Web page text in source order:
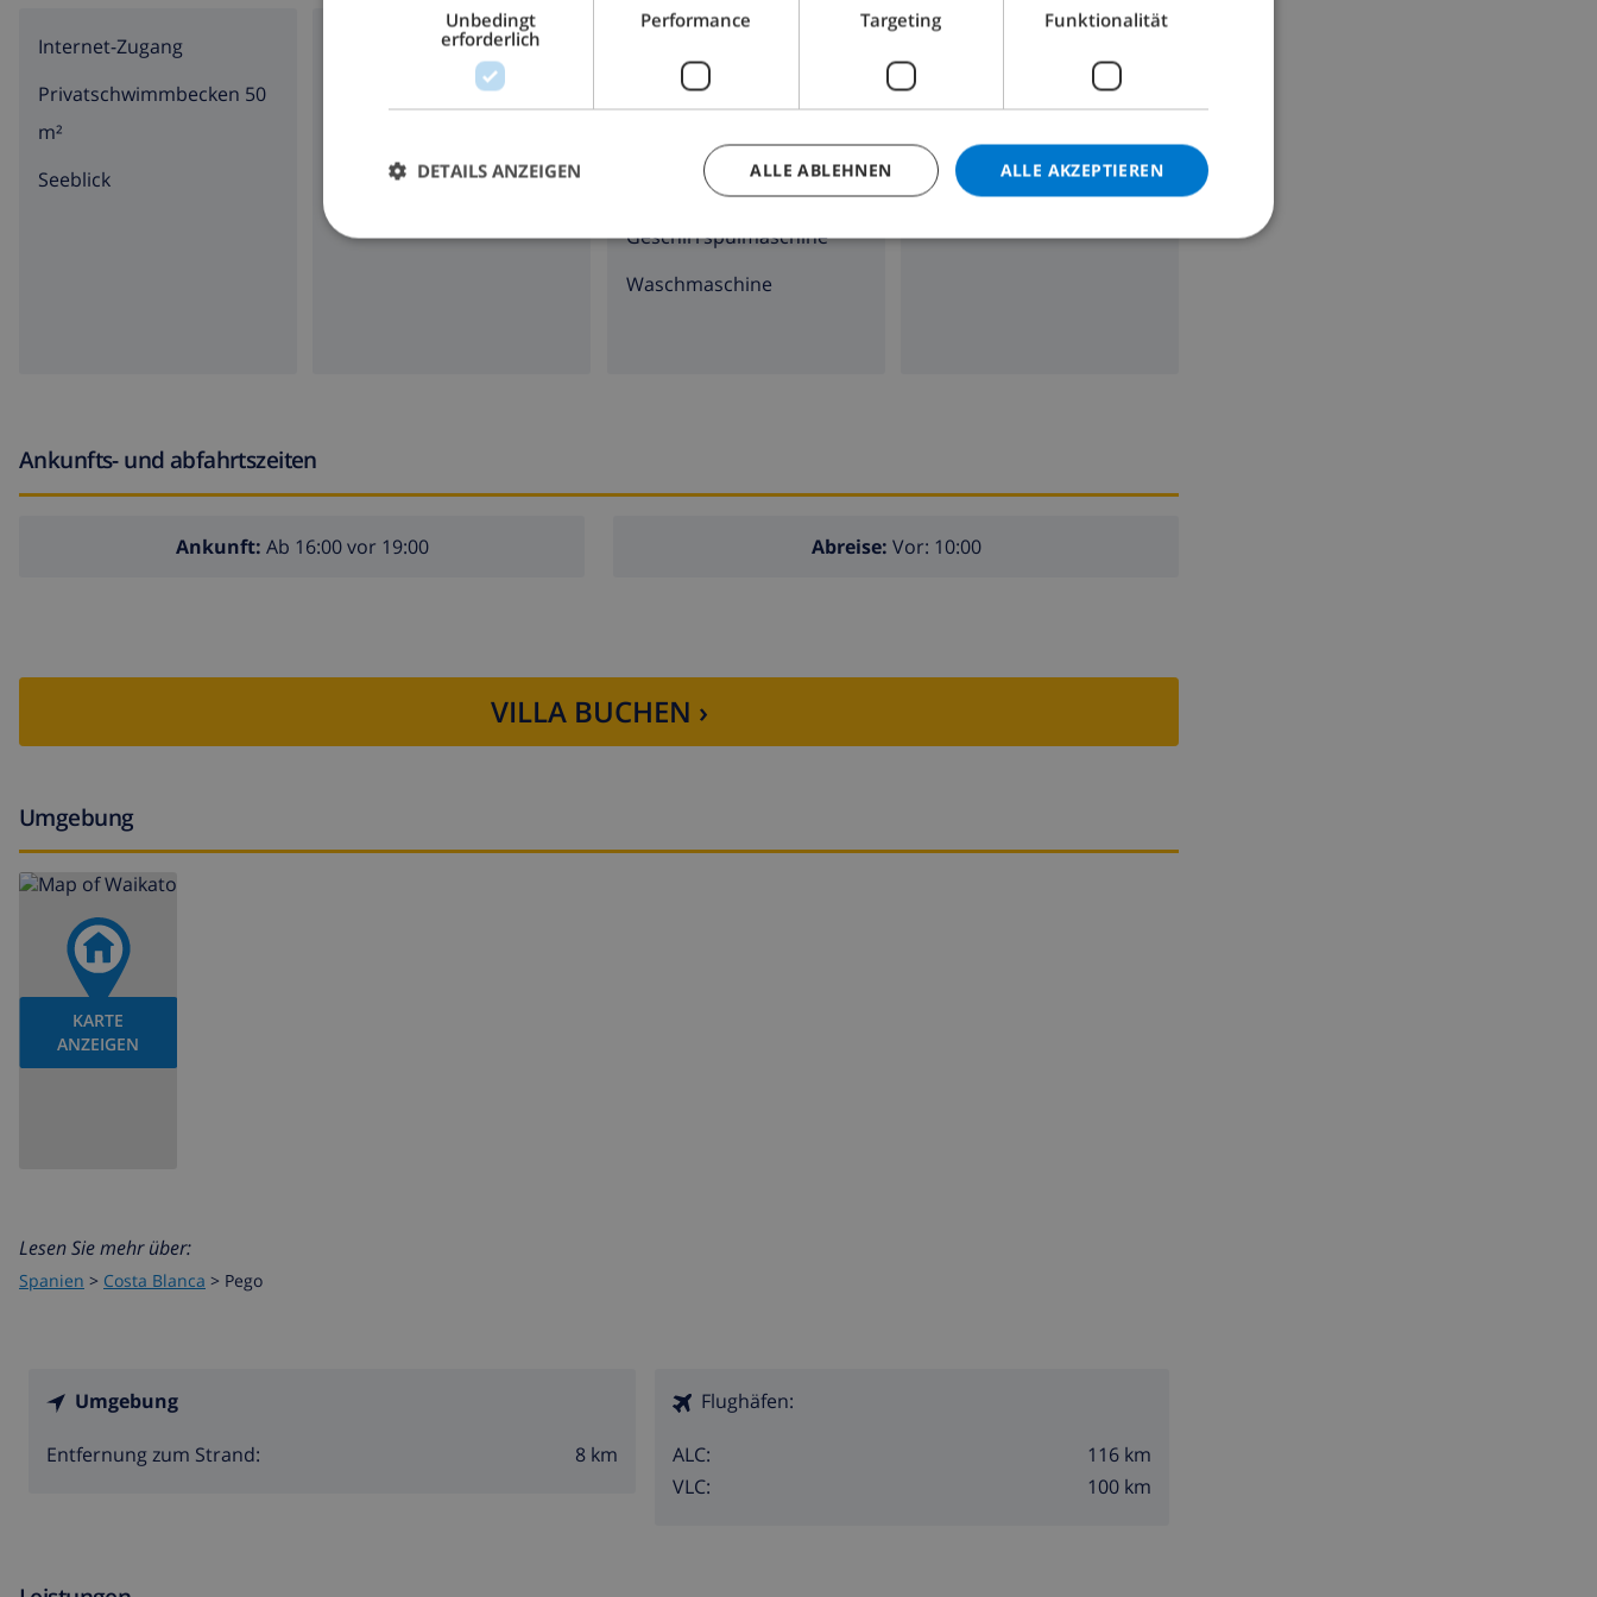
Internet-Zugang
Privatschwimmbecken 50
m²
Seeblick
Backofen
Mikrowelle
Kühlschrank
Geschirrspülmaschine
Waschmaschine
Ankunfts- und abfahrtszeiten
Ankunft: Ab 16:00 vor 19:00 Abreise: Vor: 10:00
VILLA BUCHEN ›
Umgebung
KARTE
ANZEIGEN
Lesen Sie mehr über:
Spanien > Costa Blanca > Pego
Umgebung
Entfernung zum Strand: 8 km
Flughäfen:
ALC:
116 km
VLC:
100 km
GERMAN
NORWEGIAN
Unbedingt
erforderlich
Performance Targeting Funktionalität
ALLE AKZEPTIEREN
ALLE ABLEHNEN
DETAILS ANZEIGEN